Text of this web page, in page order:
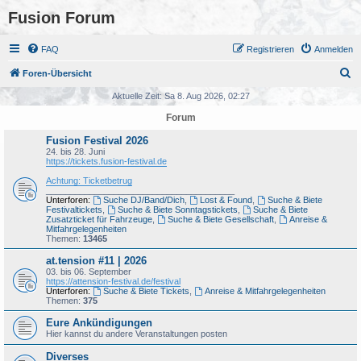
Fusion Forum
FAQ Anmelden
Registrieren
Foren-Übersicht
Aktuelle Zeit: Sa 8. Aug 2026, 02:27
Forum
Fusion Festival 2026
24. bis 28. Juni
https://tickets.fusion-festival.de
Achtung: Ticketbetrug
Unterforen:
Suche DJ/Band/Dich, Lost & Found,
Suche & Biete
Festivaltickets
Suche & Biete Sonntagstickets
Suche & Biete
Zusatzticket für Fahrzeuge
Suche & Biete Gesellschaft,
Anreise &
Mitfahrgelegenheiten
Themen: 13465
at.tension #11 | 2026
03. bis 06. September
https://attension-festival.de/festival
Unterforen:
Suche & Biete Tickets
Anreise & Mitfahrgelegenheiten
Themen: 375
Eure Ankündigungen
Hier kannst du andere Veranstaltungen posten
Diverses